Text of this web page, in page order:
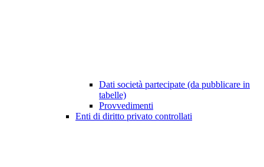
Dati società partecipate (da pubblicare in
tabelle)
Provvedimenti
Enti di diritto privato controllati